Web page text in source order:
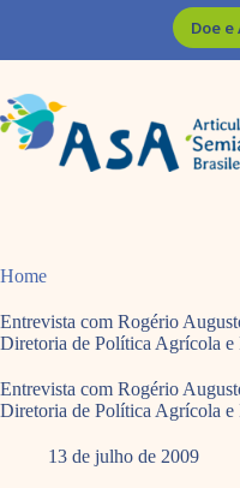
Doe
Home
Entrevista com Rogério
Diretoria de Política Agrícola e
Entrevista com Rogério
Diretoria de Política Agrícola e
13 de julho de 2009